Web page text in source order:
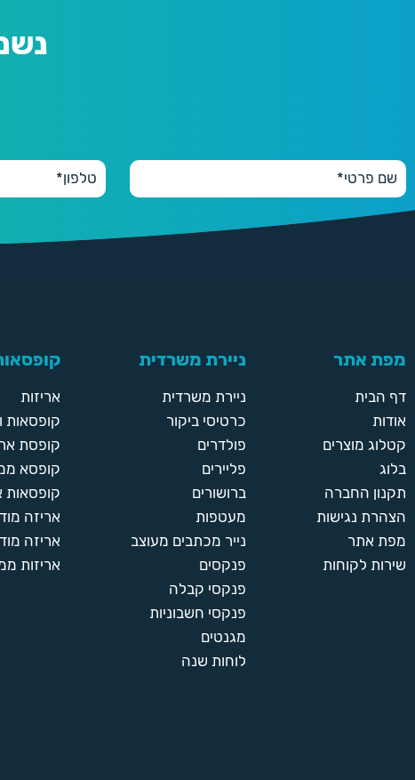
מפת אתר
דף הבית
אודות
קטלוג מוצרים
בלוג
תקנון החברה
הצהרת נגישות
מפת אתר
שירות לקוחות
ניירת משרדית
ניירת משרדית
כרטיסי ביקור
פולדרים
פליירים
ברושורים
מעטפות
נייר מכתבים מעוצב
פנקסים
פנקסי קבלה
פנקסי חשבוניות
מגנטים
לוחות שנה
אריזות
קופסאות
קופסת
קופסא
קופסאות
אריזה
אריזה
אריזות